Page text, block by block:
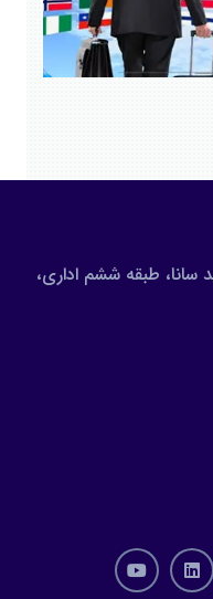
سانا، طبقه ششم اداری،